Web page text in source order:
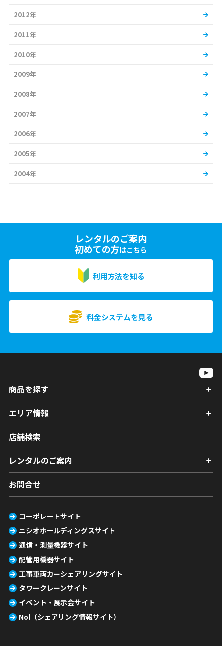
2012年
2011年
2010年
2009年
2008年
2007年
2006年
2005年
2004年
レンタルのご案内
初めての方はこちら
利用方法を知る
料金システムを見る
商品を探す
エリア情報
店舗検索
レンタルのご案内
お問合せ
コーポレートサイト
ニシオホールディングスサイト
通信・測量機器サイト
配管用機器サイト
工事車両カーシェアリングサイト
タワークレーンサイト
イベント・展示会サイト
Nol（シェアリング情報サイト）